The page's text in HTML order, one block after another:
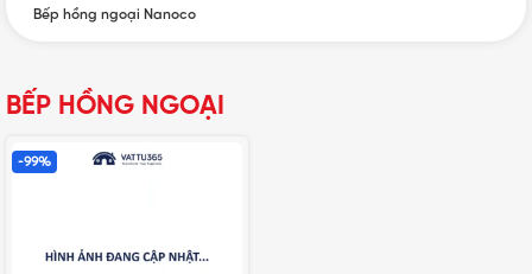
Bếp hồng ngoại Nanoco
BẾP HỒNG NGOẠI
-99%